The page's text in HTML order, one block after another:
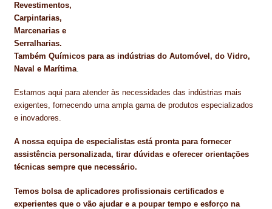
Revestimentos,
Carpintarias,
Marcenarias e
Serralharias.
Também Químicos para as indústrias do Automóvel, do Vidro,
Naval e Marítima.
Estamos aqui para atender às necessidades das indústrias mais
exigentes, fornecendo uma ampla gama de produtos especializados
e inovadores.
A nossa equipa de especialistas está pronta para fornecer
assistência personalizada, tirar dúvidas e oferecer orientações
técnicas sempre que necessário.
Temos bolsa de aplicadores profissionais certificados e
experientes que o vão ajudar e a poupar tempo e esforço na